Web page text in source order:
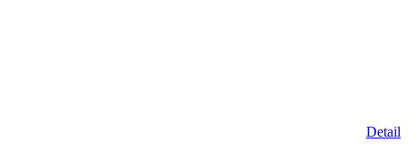
Detail